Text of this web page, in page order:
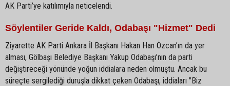
AK Parti’ye katılımıyla neticelendi.
Söylentiler Geride Kaldı, Odabaşı "Hizmet" Dedi
Ziyarette AK Parti Ankara İl Başkanı Hakan Han Özcan’ın da yer
alması, Gölbaşı Belediye Başkanı Yakup Odabaşı’nın da parti
değiştireceği yönünde yoğun iddialara neden olmuştu. Ancak bu
süreçte sergilediği duruşla dikkat çeken Odabaşı, iddiaları "Biz